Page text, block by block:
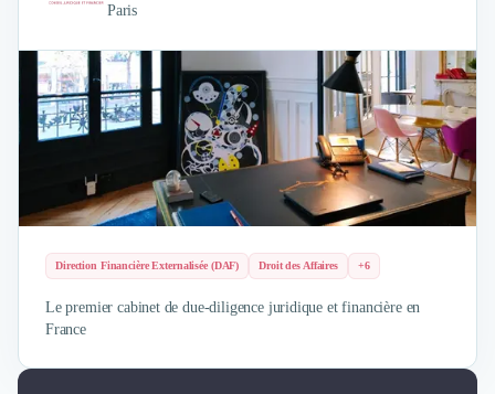
Paris
Direction Financière Externalisée (DAF) Droit des Affaires +6
Le premier cabinet de due-diligence juridique et financière en
France